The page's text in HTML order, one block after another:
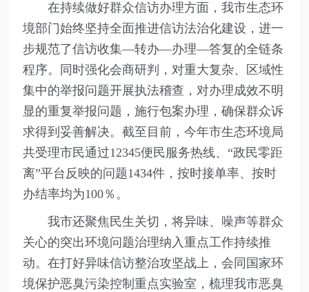
在持续做好群众信访办理方面，我市生态环
境部门始终坚持全面推进信访法治化建设，进一
步规范了信访收集—转办—办理—答复的全链条
程序。同时强化会商研判，对重大复杂、区域性
集中的举报问题开展执法稽查，对办理成效不明
显的重复举报问题，施行包案办理，确保群众诉
求得到妥善解决。截至目前，今年市生态环境局
共受理市民通过12345便民服务热线、“政民零距
离”平台反映的问题1434件，按时接单率、按时
办结率均为100％。
我市还聚焦民生关切，将异味、噪声等群众
关心的突出环境问题治理纳入重点工作持续推
动。在打好异味信访整治攻坚战上，会同国家环
境保护恶臭污染控制重点实验室，梳理我市恶臭